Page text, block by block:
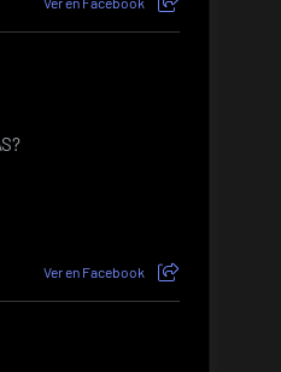
Ver en Facebook